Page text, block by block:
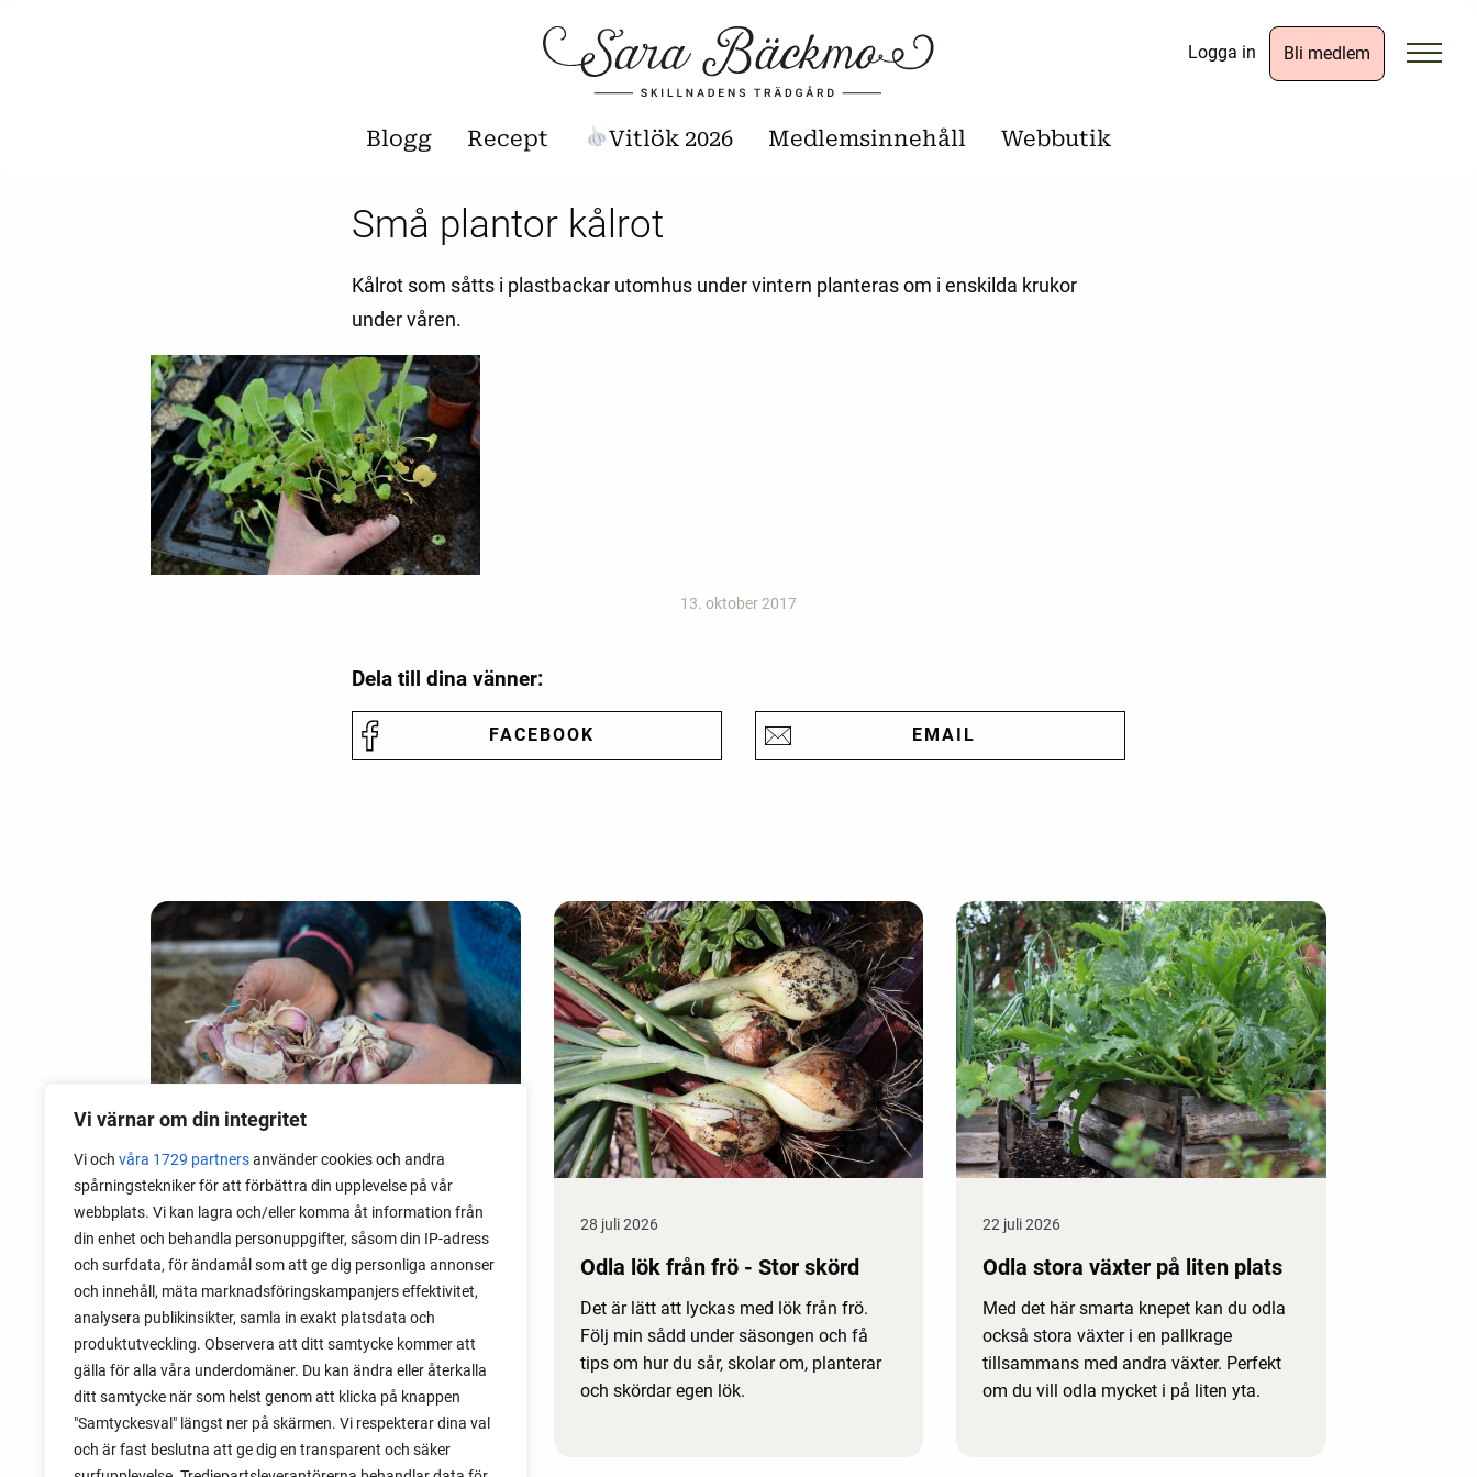
Vi värnar om din integritet
Vi och våra 1729 partnersanvänder cookies och andra
spårningstekniker för att förbättra din upplevelse på vår
webbplats. Vi kan lagra och/eller komma åt information från
din enhet och behandla personuppgifter, såsom din IP-adress
och surfdata, för ändamål som att ge dig personliga annonser
och innehåll, mäta marknadsföringskampanjers effektivitet,
analysera publikinsikter, samla in exakt platsdata och
produktutveckling. Observera att ditt samtycke kommer att
gälla för alla våra underdomäner. Du kan ändra eller återkalla
ditt samtycke när som helst genom att klicka på knappen
"Samtyckesval" längst ner på skärmen. Vi respekterar dina val
och är fast beslutna att ge dig en transparent och säker
Logga in Bli medlem
Blogg Recept Vitlök 2026 Medlemsinnehåll Webbutik
Små plantor kålrot
Kålrot som såtts i plastbackar utomhus under vintern planteras om i enskilda krukor
under våren.
13. oktober 2017
Dela till dina vänner:
FACEBOOK EMAIL
06 augusti 2026
Sätta vitlök på våren i Sverige
Om du har tur med vädret kan det gå fint
att sätta vitlök också på våren. Men
tillförlitligast är att sätta vitlök på hösten
och vintern.
28 juli 2026
Odla lök från frö - Stor skörd
Det är lätt att lyckas med lök från frö.
Följ min sådd under säsongen och få
tips om hur du sår, skolar om, planterar
och skördar egen lök.
22 juli 2026
Odla stora växter på liten plats
Med det här smarta knepet kan du odla
också stora växter i en pallkrage
tillsammans med andra växter. Perfekt
om du vill odla mycket i på liten yta.